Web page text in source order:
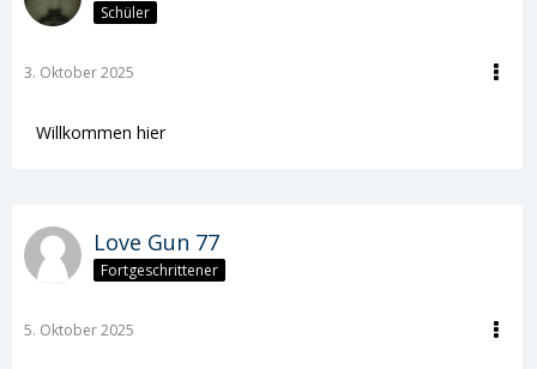
Schüler
3. Oktober 2025
Willkommen hier
Love Gun 77
Fortgeschrittener
5. Oktober 2025